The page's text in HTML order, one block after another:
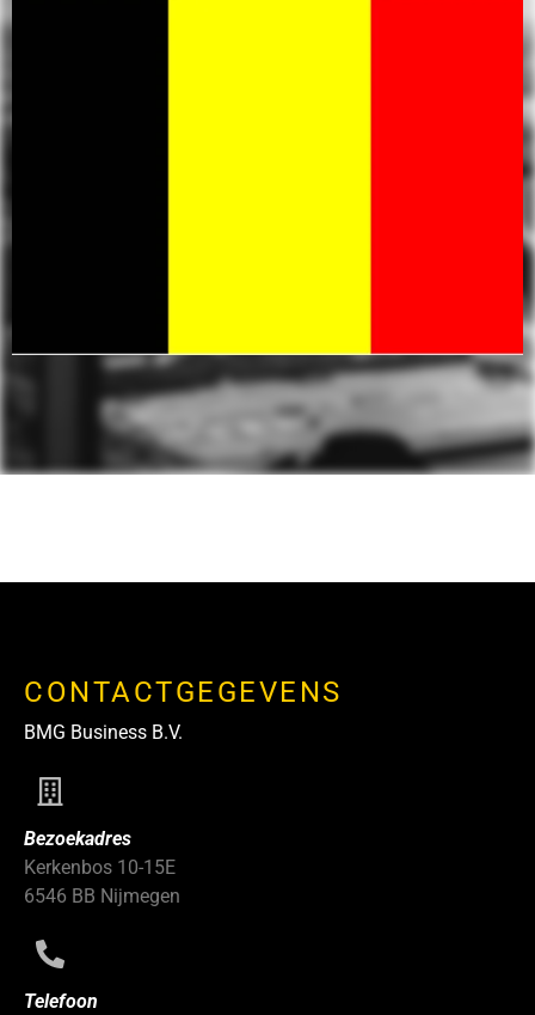
CONTACTGEGEVENS
BMG Business B.V.
Bezoekadres
Kerkenbos 10-15E
6546 BB Nijmegen
Telefoon